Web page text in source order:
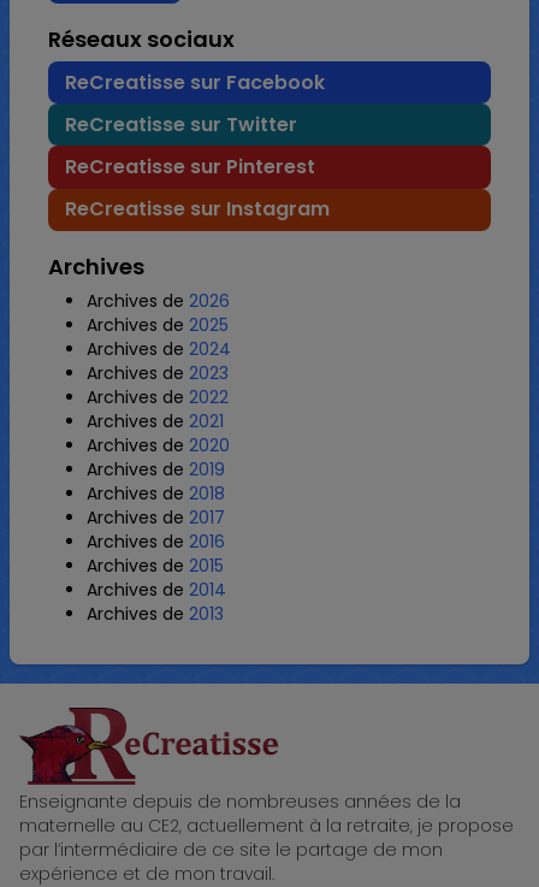
Réseaux sociaux
ReCreatisse sur Facebook
ReCreatisse sur Twitter
ReCreatisse sur Pinterest
ReCreatisse sur Instagram
Archives
Archives de 2026
Archives de 2025
Archives de 2024
Archives de 2023
Archives de 2022
Archives de 2021
Archives de 2020
Archives de 2019
Archives de 2018
Archives de 2017
Archives de 2016
Archives de 2015
Archives de 2014
Archives de 2013
ReCreatisse
Enseignante depuis de nombreuses années de la
maternelle au CE2, actuellement à la retraite, je propose
par l’intermédiaire de ce site le partage de mon
expérience et de mon travail.